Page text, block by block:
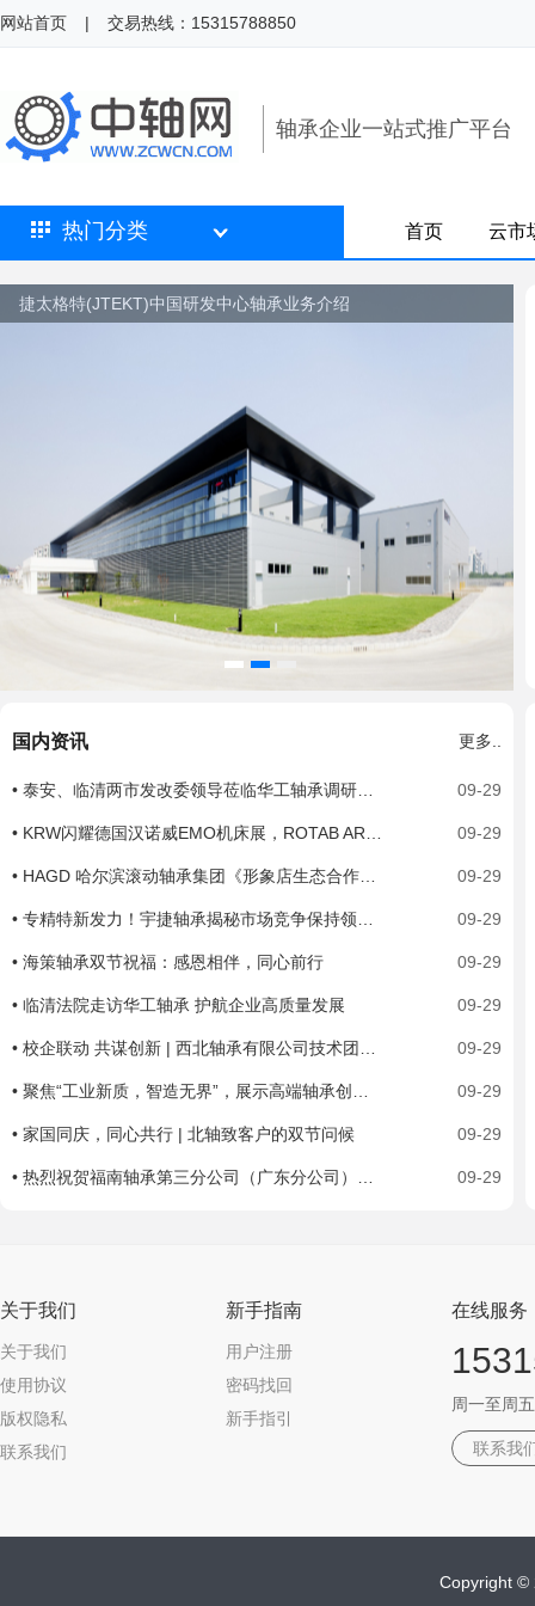
网站首页 | 交易热线：15315788850
轴承企业一站式推广平台
热门分类 首页 云市
捷太格特(JTEKT)中国研发中心轴承业务介绍
更多..
国内资讯
09-29
09-29
09-29
09-29
09-29
• 海策轴承双节祝福：感恩相伴，同心前行
09-29
• 临清法院走访华工轴承 护航企业高质量发展
09-29
09-29
09-29
• 家国同庆，同心共行 | 北轴致客户的双节问候
09-29
关于我们
关于我们
使用协议
版权隐私
联系我们
新手指南
用户注册
密码找回
新手指引
在线服务
周一至周
联系我
Copyright ©